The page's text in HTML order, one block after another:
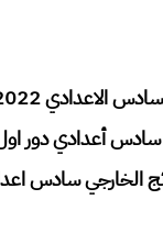
2022 الدور الاول
أعدادي دور
الخارجي سادس